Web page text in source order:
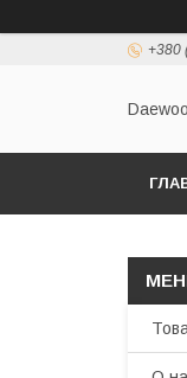
+380